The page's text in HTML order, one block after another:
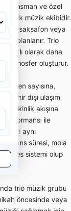
lansman ve özel
küçük müzik ekibidir.
flüt, saksafon veya
planlanır. Trio
farklı olarak daha
atmosfer oluşturur.
sayısına,
şehir dışı ulaşım
etkinlik akışına
performansı ile
aynı
süresi, mola
ses sistemi olup
trio müzik grubu
öncesinde veya